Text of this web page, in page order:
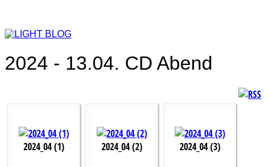
2024 - 13.04. CD Abend
2024_04 (1) 2024_04 (2) 2024_04 (3)